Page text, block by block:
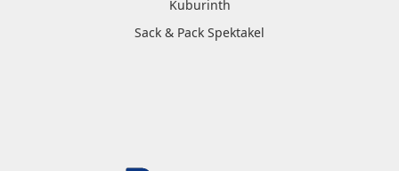
Kuburinth
Sack & Pack Spektakel